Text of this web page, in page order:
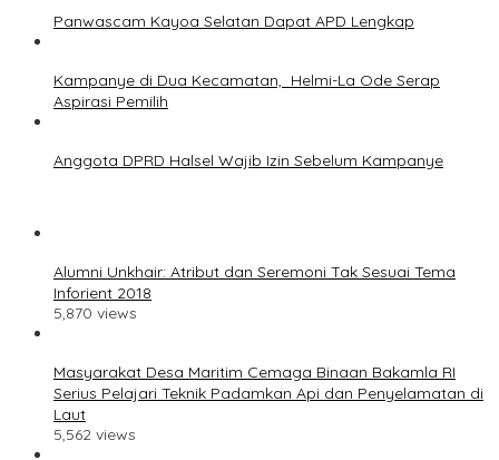
Panwascam Kayoa Selatan Dapat APD Lengkap
Kampanye di Dua Kecamatan, Helmi-La Ode Serap
Aspirasi Pemilih
Anggota DPRD Halsel Wajib Izin Sebelum Kampanye
Alumni Unkhair: Atribut dan Seremoni Tak Sesuai Tema
Inforient 2018
5,870 views
Masyarakat Desa Maritim Cemaga Binaan Bakamla RI
Serius Pelajari Teknik Padamkan Api dan Penyelamatan di
Laut
5,562 views